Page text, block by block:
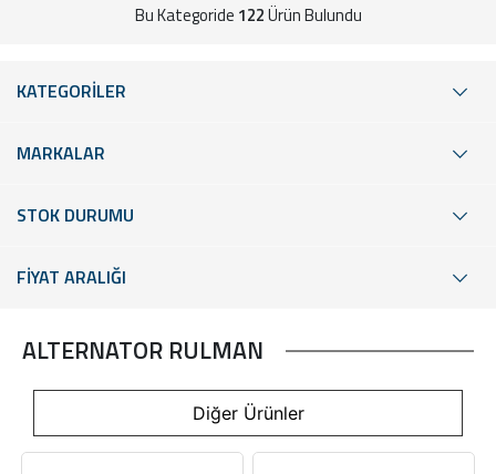
Bu Kategoride 122Ürün Bulundu
KATEGORİLER
MARKALAR
STOK DURUMU
FİYAT ARALIĞI
ALTERNATOR RULMAN
Diğer Ürünler